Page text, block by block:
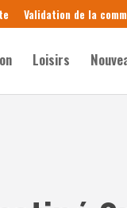
Validation de la
Loisirs